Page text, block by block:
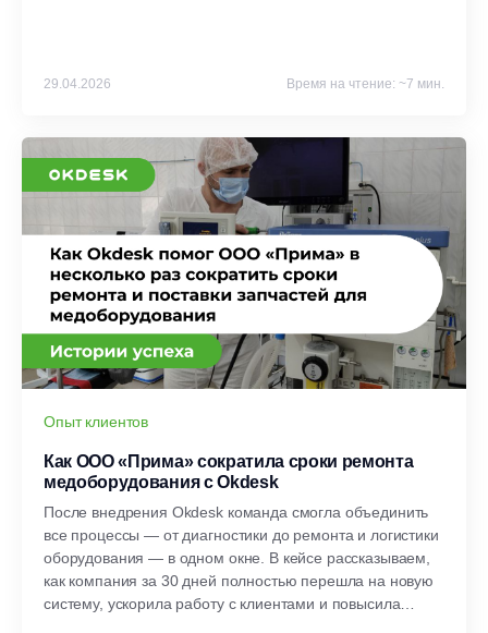
29.04.2026 Время на чтение: ~7 мин.
Опыт клиентов
Как ООО «Прима» сократила сроки ремонта
медоборудования с Okdesk
После внедрения Okdesk команда смогла объединить
все процессы — от диагностики до ремонта и логистики
оборудования — в одном окне. В кейсе рассказываем,
как компания за 30 дней полностью перешла на новую
систему, ускорила работу с клиентами и повысила